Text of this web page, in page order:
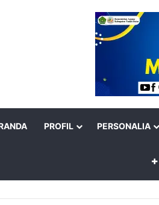
PROFIL PERSONALIA